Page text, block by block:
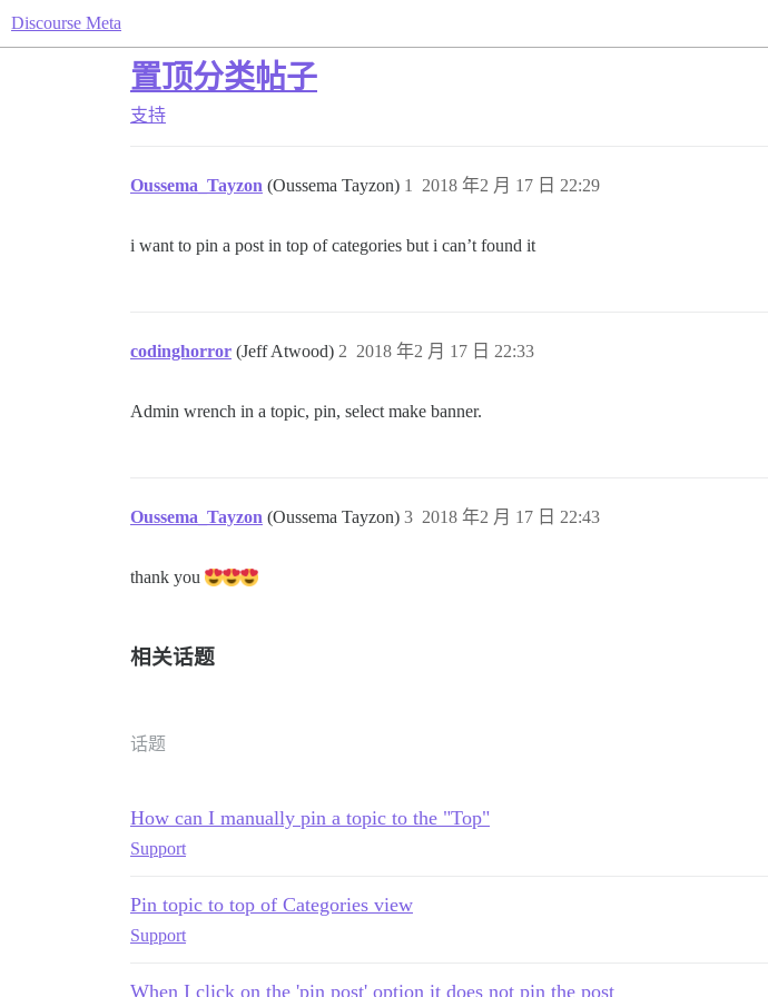
Discourse Meta
置顶分类帖子
支持
Oussema_Tayzon (Oussema Tayzon) 2018 年2 月 17 日 22:29
1
i want to pin a post in top of categories but i can’t found it
codinghorror (Jeff Atwood) 2018 年2 月 17 日 22:33
2
Admin wrench in a topic, pin, select make banner.
Oussema_Tayzon (Oussema Tayzon) 2018 年2 月 17 日 22:43
3
thank you
相关话题
话题
How can I manually pin a topic to the "Top"
Support
Pin topic to top of Categories view
Support
When I click on the 'pin post' option it does not pin the post